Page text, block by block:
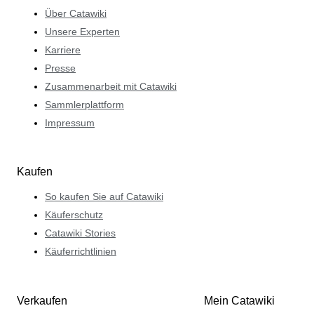
Über Catawiki
Unsere Experten
Karriere
Presse
Zusammenarbeit mit Catawiki
Sammlerplattform
Impressum
Kaufen
So kaufen Sie auf Catawiki
Käuferschutz
Catawiki Stories
Käuferrichtlinien
Verkaufen Mein Catawiki